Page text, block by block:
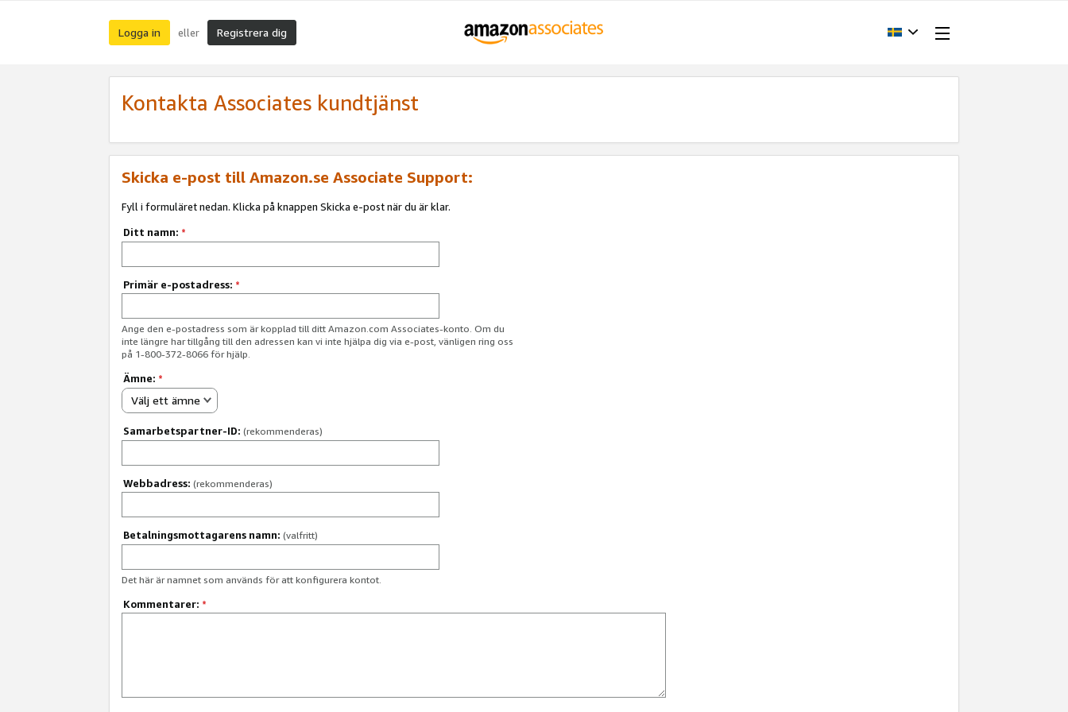
Logga in eller Registrera dig
Kontakta Associates kundtjänst
Skicka e-post till Amazon.se Associate Support:
Fyll i formuläret nedan. Klicka på knappen Skicka e-post när du är klar.
Ditt namn: *
Primär e-postadress: *
Ange den e-postadress som är kopplad till ditt Amazon.com Associates-konto. Om du
inte längre har tillgång till den adressen kan vi inte hjälpa dig via e-post, vänligen ring oss
på 1-800-372-8066 för hjälp.
Ämne: *
Välj ett ämne
Samarbetspartner-ID: (rekommenderas)
Webbadress: (rekommenderas)
Betalningsmottagarens namn: (valfritt)
Det här är namnet som används för att konfigurera kontot.
Kommentarer: *